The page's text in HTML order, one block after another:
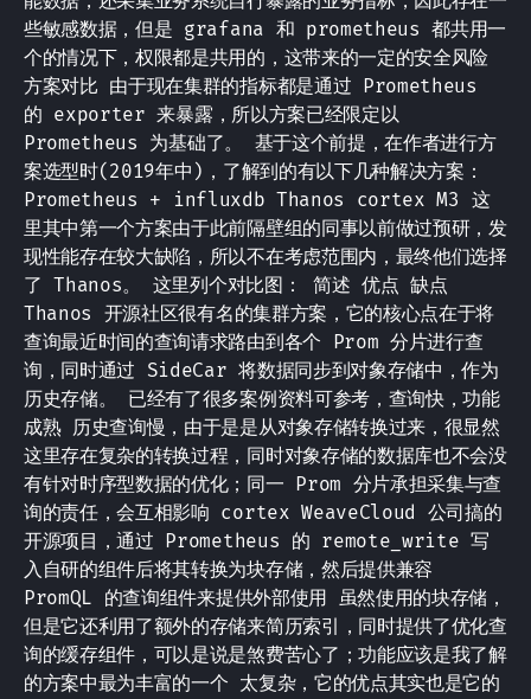
些敏感数据，但是 grafana 和 prometheus 都共用一
个的情况下，权限都是共用的，这带来的一定的安全风险
方案对比 由于现在集群的指标都是通过 Prometheus
的 exporter 来暴露，所以方案已经限定以
Prometheus 为基础了。 基于这个前提，在作者进行方
案选型时(2019年中)，了解到的有以下几种解决方案：
Prometheus + influxdb Thanos cortex M3 这
里其中第一个方案由于此前隔壁组的同事以前做过预研，发
现性能存在较大缺陷，所以不在考虑范围内，最终他们选择
了 Thanos。 这里列个对比图： 简述 优点 缺点
Thanos 开源社区很有名的集群方案，它的核心点在于将
查询最近时间的查询请求路由到各个 Prom 分片进行查
询，同时通过 SideCar 将数据同步到对象存储中，作为
历史存储。 已经有了很多案例资料可参考，查询快，功能
成熟 历史查询慢，由于是是从对象存储转换过来，很显然
这里存在复杂的转换过程，同时对象存储的数据库也不会没
有针对时序型数据的优化；同一 Prom 分片承担采集与查
询的责任，会互相影响 cortex WeaveCloud 公司搞的
开源项目，通过 Prometheus 的 remote_write 写
入自研的组件后将其转换为块存储，然后提供兼容
PromQL 的查询组件来提供外部使用 虽然使用的块存储，
但是它还利用了额外的存储来简历索引，同时提供了优化查
询的缓存组件，可以是说是煞费苦心了；功能应该是我了解
的方案中最为丰富的一个 太复杂，它的优点其实也是它的